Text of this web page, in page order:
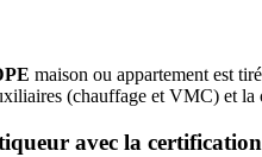
maison ou appartement est
(chauffage et VMC) et la
avec la